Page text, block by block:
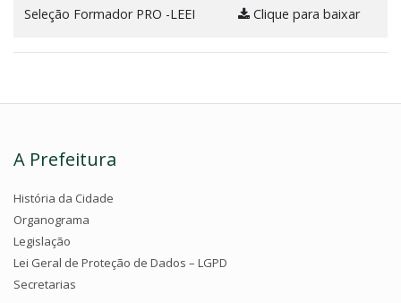
Seleção Formador PRO -LEEI Clique para baixar
A Prefeitura
História da Cidade
Organograma
Legislação
Lei Geral de Proteção de Dados – LGPD
Secretarias